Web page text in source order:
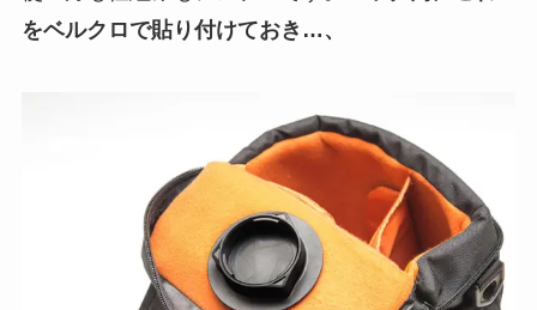
をベルクロで貼り付けておき…、